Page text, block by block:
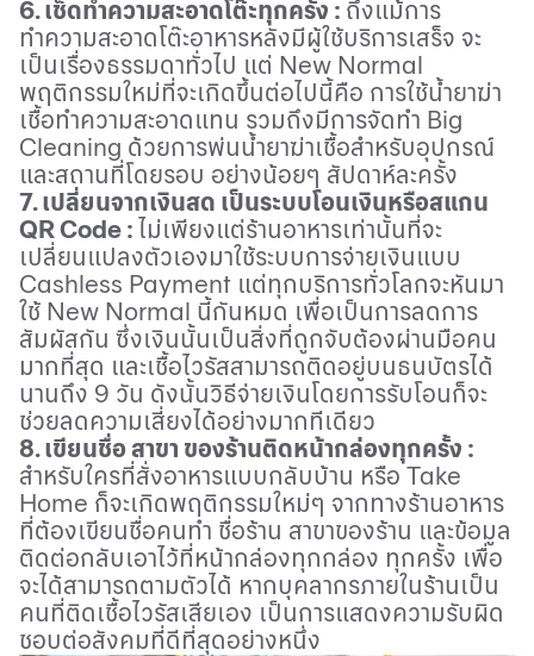
6.เช็ดทำความสะอาดโต๊ะทุกครั้ง : ถึงแม้การ
ทำความสะอาดโต๊ะอาหารหลังมีผู้ใช้บริการเสร็จ จะ
เป็นเรื่องธรรมดาทั่วไป แต่ New Normal
พฤติกรรมใหม่ที่จะเกิดขึ้นต่อไปนี้คือ การใช้น้ำยาฆ่า
เชื้อทำความสะอาดแทน รวมถึงมีการจัดทำ Big
Cleaning ด้วยการพ่นน้ำยาฆ่าเชื้อสำหรับอุปกรณ์
และสถานที่โดยรอบ อย่างน้อยๆ สัปดาห์ละครั้ง
7.เปลี่ยนจากเงินสด เป็นระบบโอนเงินหรือสแกน
QR Code : ไม่เพียงแต่ร้านอาหารเท่านั้นที่จะ
เปลี่ยนแปลงตัวเองมาใช้ระบบการจ่ายเงินแบบ
Cashless Payment แต่ทุกบริการทั่วโลกจะหันมา
ใช้ New Normal นี้กันหมด เพื่อเป็นการลดการ
สัมผัสกัน ซึ่งเงินนั้นเป็นสิ่งที่ถูกจับต้องผ่านมือคน
มากที่สุด และเชื้อไวรัสสามารถติดอยู่บนธนบัตรได้
นานถึง 9 วัน ดังนั้นวิธีจ่ายเงินโดยการรับโอนก็จะ
ช่วยลดความเสี่ยงได้อย่างมากทีเดียว
8.เขียนชื่อ สาขา ของร้านติดหน้ากล่องทุกครั้ง :
สำหรับใครที่สั่งอาหารแบบกลับบ้าน หรือ Take
Home ก็จะเกิดพฤติกรรมใหม่ๆ จากทางร้านอาหาร
ที่ต้องเขียนชื่อคนทำ ชื่อร้าน สาขาของร้าน และข้อมูล
ติดต่อกลับเอาไว้ที่หน้ากล่องทุกกล่อง ทุกครั้ง เพื่อ
จะได้สามารถตามตัวได้ หากบุคลากรภายในร้านเป็น
คนที่ติดเชื้อไวรัสเสียเอง เป็นการแสดงความรับผิด
ชอบต่อสังคมที่ดีที่สุดอย่างหนึ่ง